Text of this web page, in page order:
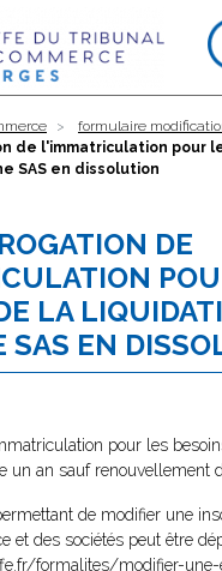
formulaire
de l'immatriculation pour
SAS en dissolution
DE
LA
SAS EN
pour les
un an sauf renouvellement
de modifier une
et des sociétés peut être
formalites/modifier-une-